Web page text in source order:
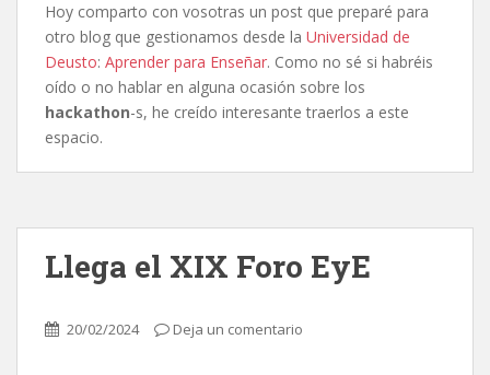
Hoy comparto con vosotras un post que preparé para
otro blog que gestionamos desde la Universidad de
Deusto: Aprender para Enseñar. Como no sé si habréis
oído o no hablar en alguna ocasión sobre los
hackathon-s, he creído interesante traerlos a este
espacio.
Llega el XIX Foro EyE
20/02/2024 Deja un comentario